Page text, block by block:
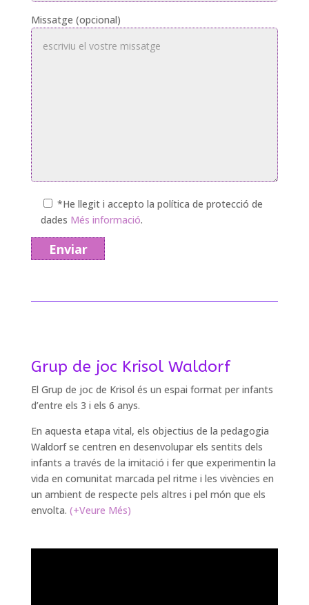
Missatge (opcional)
*He llegit i accepto la política de protecció de
dades Més informació.
Grup de joc Krisol Waldorf
El Grup de joc de Krisol és un espai format per infants
d’entre els 3 i els 6 anys.
En aquesta etapa vital, els objectius de la pedagogia
Waldorf se centren en desenvolupar els sentits dels
infants a través de la imitació i fer que experimentin la
vida en comunitat marcada pel ritme i les vivències en
un ambient de respecte pels altres i pel món que els
envolta. (+Veure Més)